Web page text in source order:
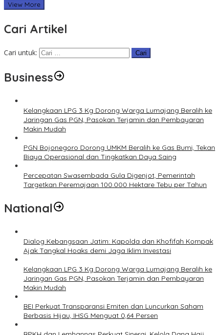
View More
Cari Artikel
Cari untuk:
Business
Kelangkaan LPG 3 Kg Dorong Warga Lumajang Beralih ke
Jaringan Gas PGN, Pasokan Terjamin dan Pembayaran
Makin Mudah
PGN Bojonegoro Dorong UMKM Beralih ke Gas Bumi, Tekan
Biaya Operasional dan Tingkatkan Daya Saing
Percepatan Swasembada Gula Digenjot, Pemerintah
Targetkan Peremajaan 100.000 Hektare Tebu per Tahun
National
Dialog Kebangsaan Jatim: Kapolda dan Khofifah Kompak
Ajak Tangkal Hoaks demi Jaga Iklim Investasi
Kelangkaan LPG 3 Kg Dorong Warga Lumajang Beralih ke
Jaringan Gas PGN, Pasokan Terjamin dan Pembayaran
Makin Mudah
BEI Perkuat Transparansi Emiten dan Luncurkan Saham
Berbasis Hijau, IHSG Menguat 0,64 Persen